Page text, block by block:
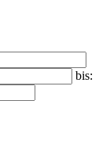
bis: